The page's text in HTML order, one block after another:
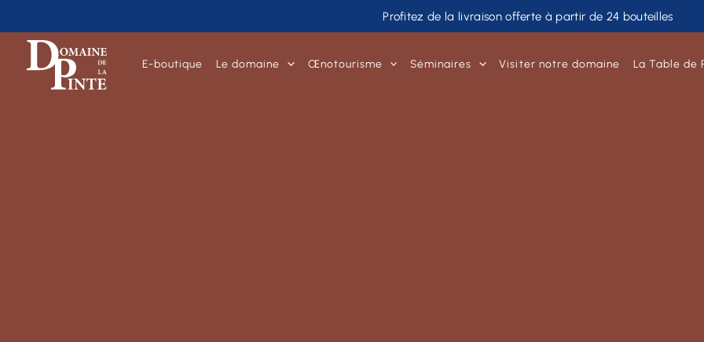
Profitez de la livraison offerte à partir de 24 bouteilles
E-boutique Le domaine Œnotourisme Séminaires Visiter notre domaine La Table de